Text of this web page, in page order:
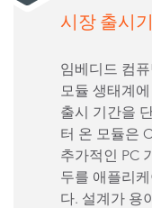
시장 출시
임베디드 컴
모듈 생태계
출시 기간을
터 온 모듈은
추가적인 PC
두를 애플리
다. 설계가 용